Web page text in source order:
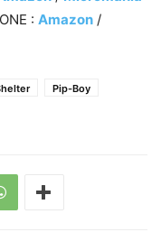
: Amazon /
Pip-Boy